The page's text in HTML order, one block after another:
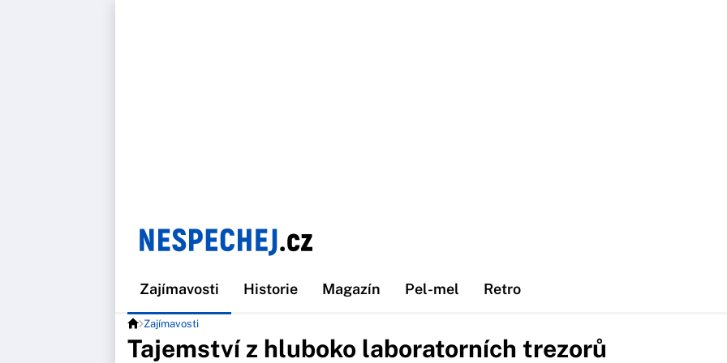
Zajímavosti Historie Magazín Pel-mel Retro
Zajímavosti
Tajemství z hluboko laboratorních trezorů